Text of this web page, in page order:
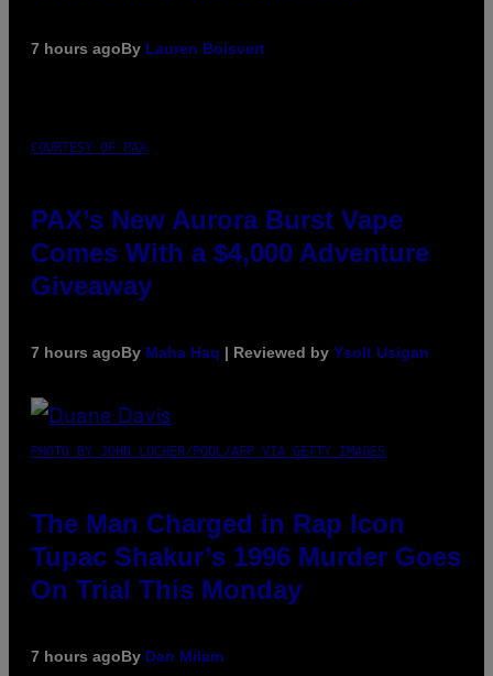
7 hours agoBy Lauren Boisvert
COURTESY OF PAX
PAX’s New Aurora Burst Vape
Comes With a $4,000 Adventure
Giveaway
7 hours agoBy Maha Haq | Reviewed by Ysolt Usigan
PHOTO BY JOHN LOCHER/POOL/AFP VIA GETTY IMAGES
The Man Charged in Rap Icon
Tupac Shakur’s 1996 Murder Goes
On Trial This Monday
7 hours agoBy Dan Milam